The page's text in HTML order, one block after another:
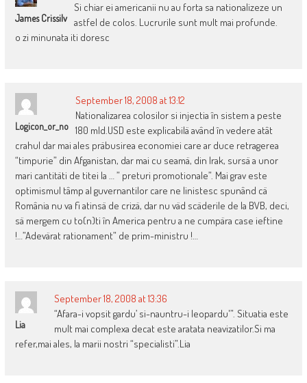
James Crissilv
Si chiar ei americanii nu au forta sa nationalizeze un
astfel de colos. Lucrurile sunt mult mai profunde.
o zi minunata iti doresc
Logicon_or_no
September 18, 2008 at 13:12
Nationalizarea colosilor si injectia în sistem a peste
180 mld.USD este explicabilä având în vedere atât
crahul dar mai ales präbusirea economiei care ar duce retragerea
“timpurie” din Afganistan, dar mai cu seamä, din Irak, sursä a unor
mari cantitäti de titei la … ” preturi promotionale”. Mai grav este
optimismul tâmp al guvernantilor care ne linistesc spunând cä
România nu va fi atinsä de crizä, dar nu väd scäderile de la BVB, deci,
sä mergem cu to(n)ti în America pentru a ne cumpära case ieftine
!…”Adevärat rationament” de prim-ministru !…
Lia
September 18, 2008 at 13:36
“Afara-i vopsit gardu’ si-nauntru-i leopardu'”. Situatia este
mult mai complexa decat este aratata neavizatilor.Si ma
refer,mai ales, la marii nostri “specialisti”.Lia